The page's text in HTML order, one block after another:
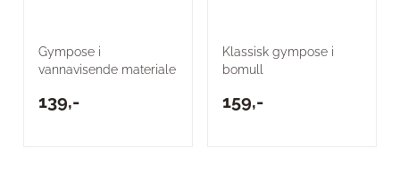
Gympose i
vannavisende materiale
139,-
Klassisk gympose i
bomull
159,-